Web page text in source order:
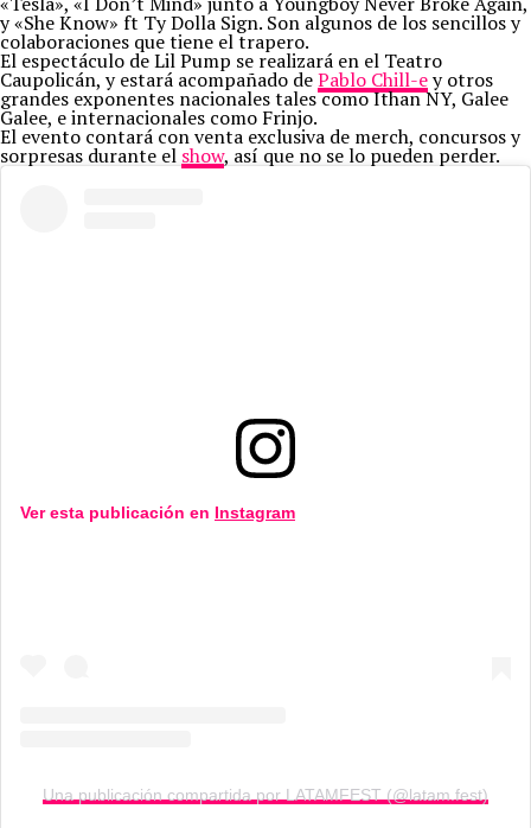
y «She Know» ft Ty Dolla Sign. Son algunos de los sencillos y
colaboraciones que tiene el trapero.
El espectáculo de Lil Pump se realizará en el Teatro
Caupolicán, y estará acompañado dePablo Chill-ey otros
grandes exponentes nacionales tales como Ithan NY, Galee
Galee, e internacionales como Frinjo.
El evento contará con venta exclusiva de merch, concursos y
sorpresas durante el show, así que no se lo pueden perder.
Ver esta publicación en Instagram
Una publicación compartida por LATAMFEST (@latam.fest)